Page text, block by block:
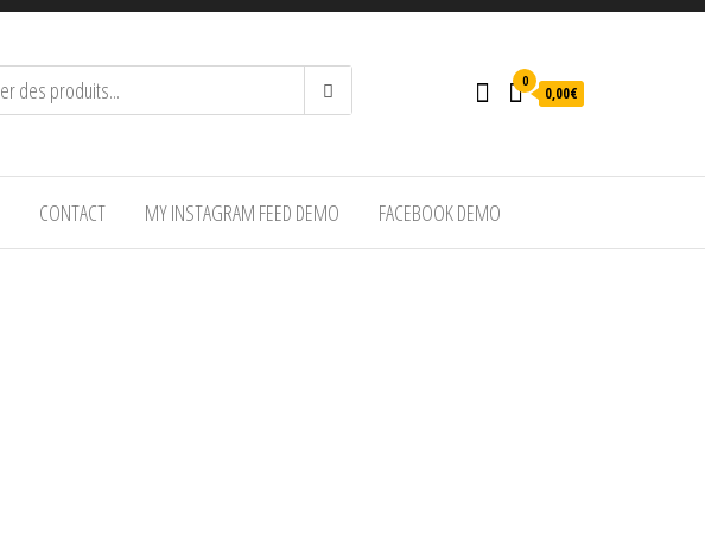
0
0,00€
CONTACT MY INSTAGRAM FEED DEMO FACEBOOK DEMO